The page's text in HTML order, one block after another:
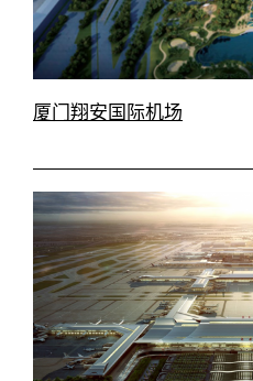
厦门翔安国际机场